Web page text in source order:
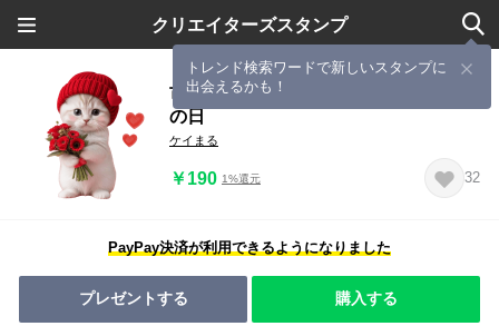
クリエイターズスタンプ
トレンド検索ワードで新しいスタンプに
出会えるかも！
可愛いネコと花束 感謝＆思いやり 母
の日
ケイまる
￥190 1%還元 32
PayPay決済が利用できるようになりました
プレゼントする 購入する